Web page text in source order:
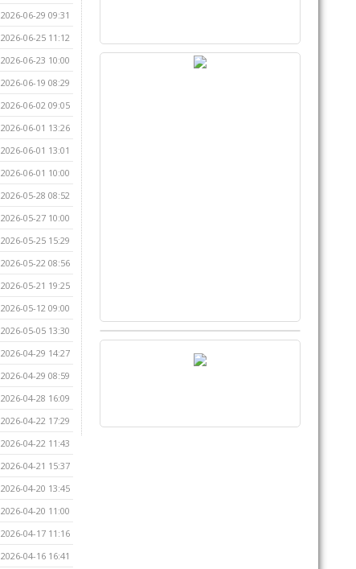
2026-06-29 09:31
2026-06-25 11:12
2026-06-23 10:00
2026-06-19 08:29
2026-06-02 09:05
2026-06-01 13:26
2026-06-01 13:01
2026-06-01 10:00
2026-05-28 08:52
2026-05-27 10:00
2026-05-25 15:29
2026-05-22 08:56
2026-05-21 19:25
2026-05-12 09:00
2026-05-05 13:30
2026-04-29 14:27
2026-04-29 08:59
2026-04-28 16:09
2026-04-22 17:29
2026-04-22 11:43
2026-04-21 15:37
2026-04-20 13:45
2026-04-20 11:00
2026-04-17 11:16
2026-04-16 16:41